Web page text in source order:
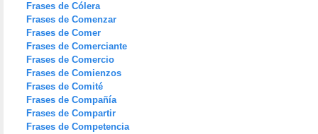
Frases de Cólera
Frases de Comenzar
Frases de Comer
Frases de Comerciante
Frases de Comercio
Frases de Comienzos
Frases de Comité
Frases de Compañía
Frases de Compartir
Frases de Competencia